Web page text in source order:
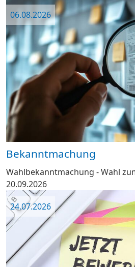
Bekanntmachung
Wahlbekanntmachung - Wahl
20.09.2026
06.08.2026
24.07.2026